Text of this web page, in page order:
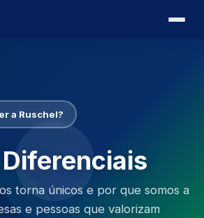
a Ruschel?
torna únicos e por que somos a
e pessoas que valorizam